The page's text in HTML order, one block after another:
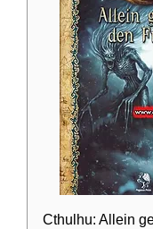
Cthulhu: Allein